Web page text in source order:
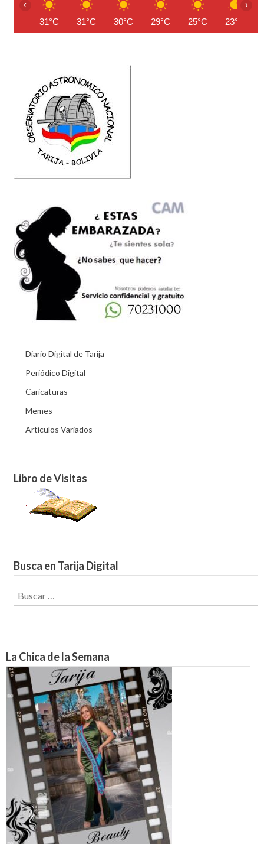
31°C 31°C 30°C 29°C 25°C 23°C
‹ ›
Diario Digital de Tarija
Periódico Digital
Caricaturas
Memes
Articulos Variados
Libro de Visitas
Busca en Tarija Digital
Buscar:
La Chica de la Semana